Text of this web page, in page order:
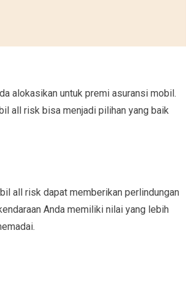
alokasikan untuk premi asuransi mobil.
all risk bisa menjadi pilihan yang baik
all risk dapat memberikan perlindungan
Anda memiliki nilai yang lebih